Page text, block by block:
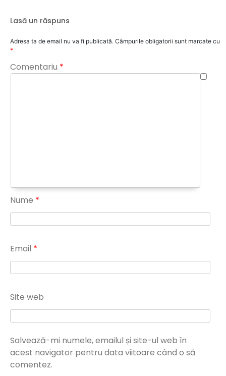
Lasă un răspuns
Adresa ta de email nu va fi publicată. Câmpurile obligatorii sunt marcate cu
*
Comentariu *
Nume *
Email *
Site web
Salvează-mi numele, emailul și site-ul web în
acest navigator pentru data viitoare când o să
comentez.